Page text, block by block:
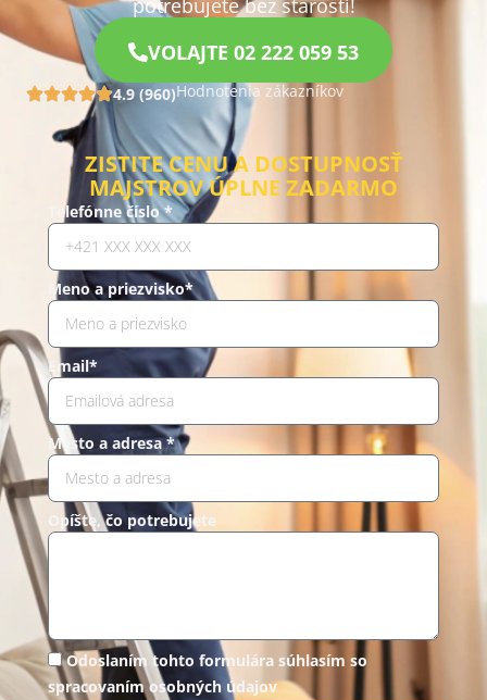
potrebujete bez starostí!
VOLAJTE 02 222 059 53
4.9 (960)Hodnotenia zákazníkov
ZISTITE CENU A DOSTUPNOSŤ
MAJSTROV ÚPLNE ZADARMO
Telefónne číslo *
Meno a priezvisko*
Email*
Mesto a adresa *
Opíšte, čo potrebujete
Odoslaním tohto formulára súhlasím so
spracovaním osobných údajov